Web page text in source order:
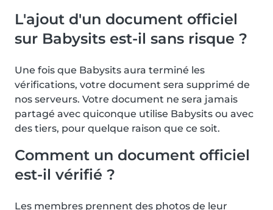
L'ajout d'un document officiel
sur Babysits est-il sans risque ?
Une fois que Babysits aura terminé les
vérifications, votre document sera supprimé de
nos serveurs. Votre document ne sera jamais
partagé avec quiconque utilise Babysits ou avec
des tiers, pour quelque raison que ce soit.
Comment un document officiel
est-il vérifié ?
Les membres prennent des photos de leur